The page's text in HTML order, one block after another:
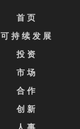
首 页
可 持 续 发 展
投 资
市 场
合 作
创 新
人 事